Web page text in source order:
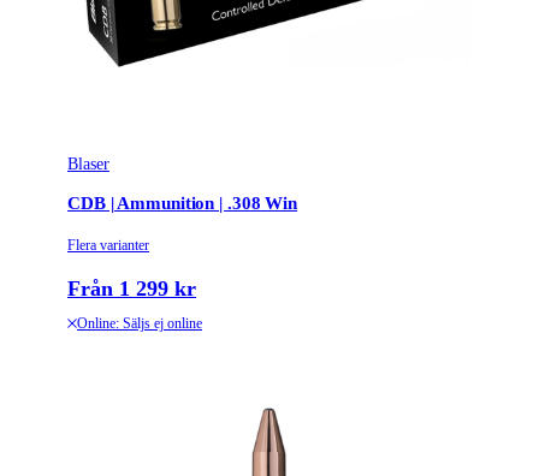
Blaser
CDB | Ammunition | .308 Win
Flera varianter
Från 1 299 kr
Online: Säljs ej online